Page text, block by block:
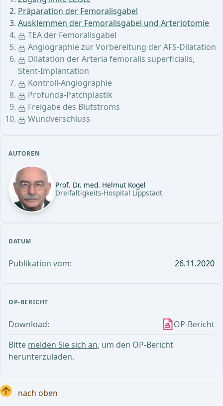
Präparation der Femoralisgabel
Ausklemmen der Femoralisgabel und Arteriotomie
TEA der Femoralisgabel
Angiographie zur Vorbereitung der AFS-Dilatation
Dilatation der Arteria femoralis superficialis,
Stent-Implantation
Kontroll-Angiographie
Profunda-Patchplastik
Freigabe des Blutstroms
Wundverschluss
AUTOREN
Prof. Dr. med. Helmut Kogel
Dreifaltigkeits-Hospital Lippstadt
DATUM
Publikation vom: 26.11.2020
OP-BERICHT
Download:
OP-Bericht
Bitte melden Sie sich an, um den OP-Bericht
herunterzuladen.
nach oben